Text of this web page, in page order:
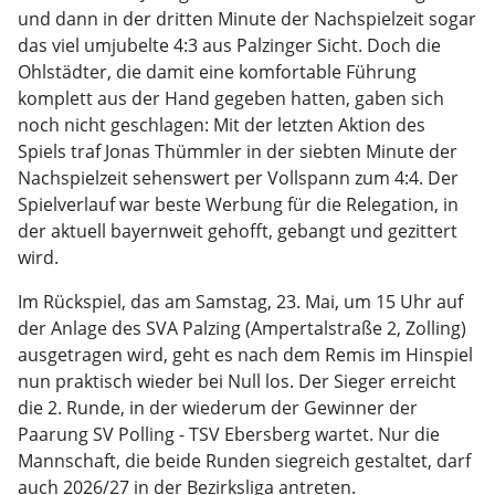
und dann in der dritten Minute der Nachspielzeit sogar
das viel umjubelte 4:3 aus Palzinger Sicht. Doch die
Ohlstädter, die damit eine komfortable Führung
komplett aus der Hand gegeben hatten, gaben sich
noch nicht geschlagen: Mit der letzten Aktion des
Spiels traf Jonas Thümmler in der siebten Minute der
Nachspielzeit sehenswert per Vollspann zum 4:4. Der
Spielverlauf war beste Werbung für die Relegation, in
der aktuell bayernweit gehofft, gebangt und gezittert
wird.
Im Rückspiel, das am Samstag, 23. Mai, um 15 Uhr auf
der Anlage des SVA Palzing (Ampertalstraße 2, Zolling)
ausgetragen wird, geht es nach dem Remis im Hinspiel
nun praktisch wieder bei Null los. Der Sieger erreicht
die 2. Runde, in der wiederum der Gewinner der
Paarung SV Polling - TSV Ebersberg wartet. Nur die
Mannschaft, die beide Runden siegreich gestaltet, darf
auch 2026/27 in der Bezirksliga antreten.